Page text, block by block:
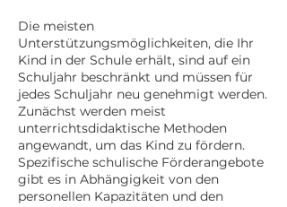
Die meisten
Unterstützungsmöglichkeiten, die Ihr
Kind in der Schule erhält, sind auf ein
Schuljahr beschränkt und müssen für
jedes Schuljahr neu genehmigt werden.
Zunächst werden meist
unterrichtsdidaktische Methoden
angewandt, um das Kind zu fördern.
Spezifische schulische Förderangebote
gibt es in Abhängigkeit von den
personellen Kapazitäten und den